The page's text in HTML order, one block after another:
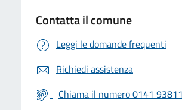
Contatta il comune
Leggi le domande frequenti
Richiedi assistenza
Chiama il numero 0141